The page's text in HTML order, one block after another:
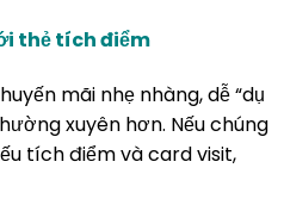
thẻ tích điểm
mãi nhẹ nhàng, dễ “dụ
xuyên hơn. Nếu chúng
tích điểm và card visit,